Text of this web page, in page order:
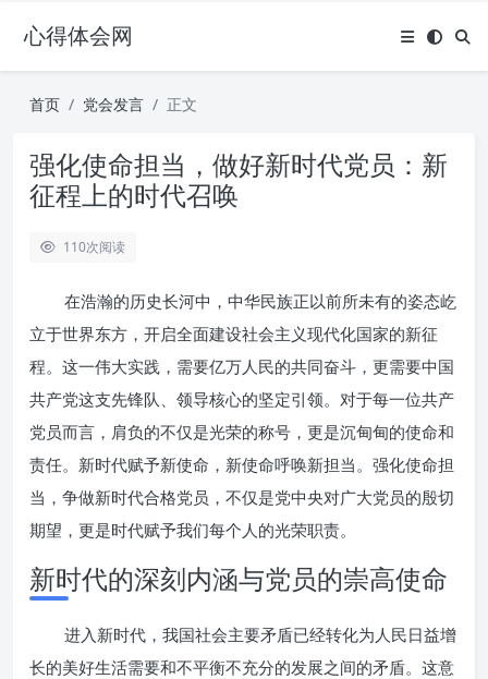
心得体会网
首页 党会发言 正文
强化使命担当，做好新时代党员：新
征程上的时代召唤
110次阅读
在浩瀚的历史长河中，中华民族正以前所未有的姿态屹
立于世界东方，开启全面建设社会主义现代化国家的新征
程。这一伟大实践，需要亿万人民的共同奋斗，更需要中国
共产党这支先锋队、领导核心的坚定引领。对于每一位共产
党员而言，肩负的不仅是光荣的称号，更是沉甸甸的使命和
责任。新时代赋予新使命，新使命呼唤新担当。强化使命担
当，争做新时代合格党员，不仅是党中央对广大党员的殷切
期望，更是时代赋予我们每个人的光荣职责。
新时代的深刻内涵与党员的崇高使命
进入新时代，我国社会主要矛盾已经转化为人民日益增
长的美好生活需要和不平衡不充分的发展之间的矛盾。这意